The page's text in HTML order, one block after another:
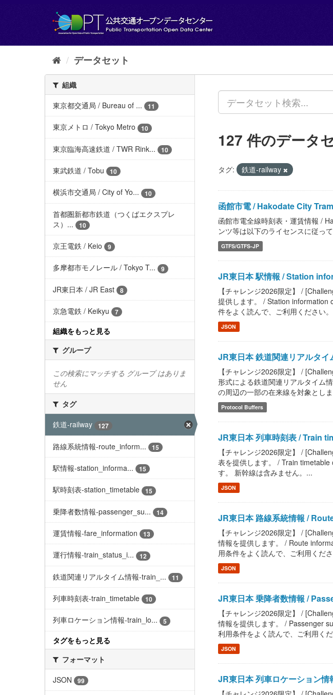
し
データセット
組織
東京都交通局 / Bureau of ...
11
東京メトロ / Tokyo Metro 10
東京臨海高速鉄道 / TWR Rink... 10
東武鉄道 / Tobu 10
横浜市交通局 / City of Yo... 10
首都圏新都市鉄道（つくばエクスプレ
ス）...
10
京王電鉄 / Keio 9
多摩都市モノレール / Tokyo T... 9
JR東日本 / JR East 8
京急電鉄 / Keikyu 7
組織をもっと見る
グループ
この検索にマッチする グループ はありま
せん
タグ
鉄道-railway
127
路線系統情報-route_inform... 15
駅情報-station_informa... 15
駅時刻表-station_timetable 15
乗降者数情報-passenger_su... 14
運賃情報-fare_information 13
運行情報-train_status_i... 12
鉄道関連リアルタイム情報-train_... 11
列車時刻表-train_timetable 10
列車ロケーション情報-train_lo... 5
タグをもっと見る
フォーマット
JSON
99
127 件のデータ
タグ: 鉄道-railway
函館市電 / Hakodate City Tram
函館市電全線時刻表・運賃情報 /
ンツ等は以下のライセンスに従っ
GTFS/GTFS-JP
JR東日本 駅情報 / Station
【チャレンジ2026限定】 /
提供します。 / Station information
件をよく読んで、ご利用ください
JSON
JR東日本 鉄道関連リアルタ
【チャレンジ2026限定】 /
形式による鉄道関連リアルタイム
の周辺の一部の在来線を対象とし
Protocol Buffers
JR東日本 列車時刻表 / Train
【チャレンジ2026限定】 /
表を提供します。 / Train
す。 新幹線は含みません。...
JSON
JR東日本 路線系統情報 /
【チャレンジ2026限定】 /
情報を提供します。 / Route
用条件をよく読んで、ご利用くだ
JSON
JR東日本 乗降者数情報 /
【チャレンジ2026限定】 /
情報を提供します。 / Passenger
利用条件をよく読んで、ご利用く
JSON
JR東日本 列車ロケーション